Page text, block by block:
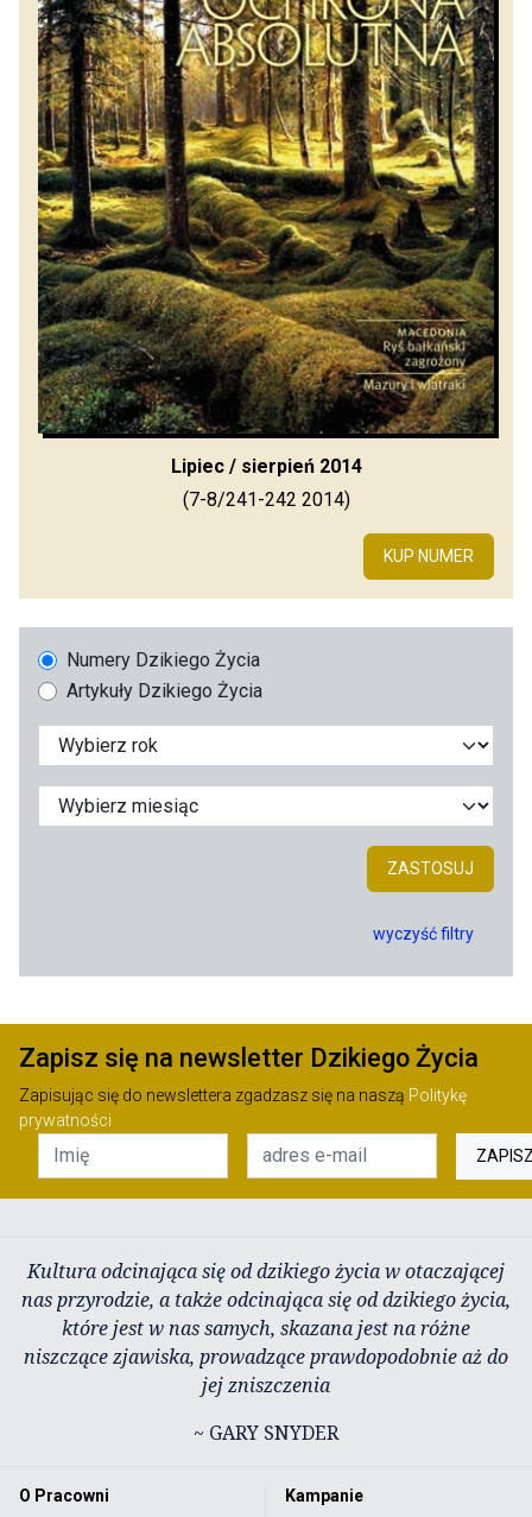
Lipiec / sierpień 2014
(7-8/241-242 2014)
KUP NUMER
Numery Dzikiego Życia
Artykuły Dzikiego Życia
ZASTOSUJ
wyczyść filtry
Zapisz się na newsletter Dzikiego Życia
Zapisując się do newslettera zgadzasz się na naszą Politykę
prywatności
Kultura odcinająca się od dzikiego życia w otaczającej
nas przyrodzie, a także odcinająca się od dzikiego życia,
które jest w nas samych, skazana jest na różne
niszczące zjawiska, prowadzące prawdopodobnie aż do
jej zniszczenia
~ GARY SNYDER
O Pracowni
Kampanie